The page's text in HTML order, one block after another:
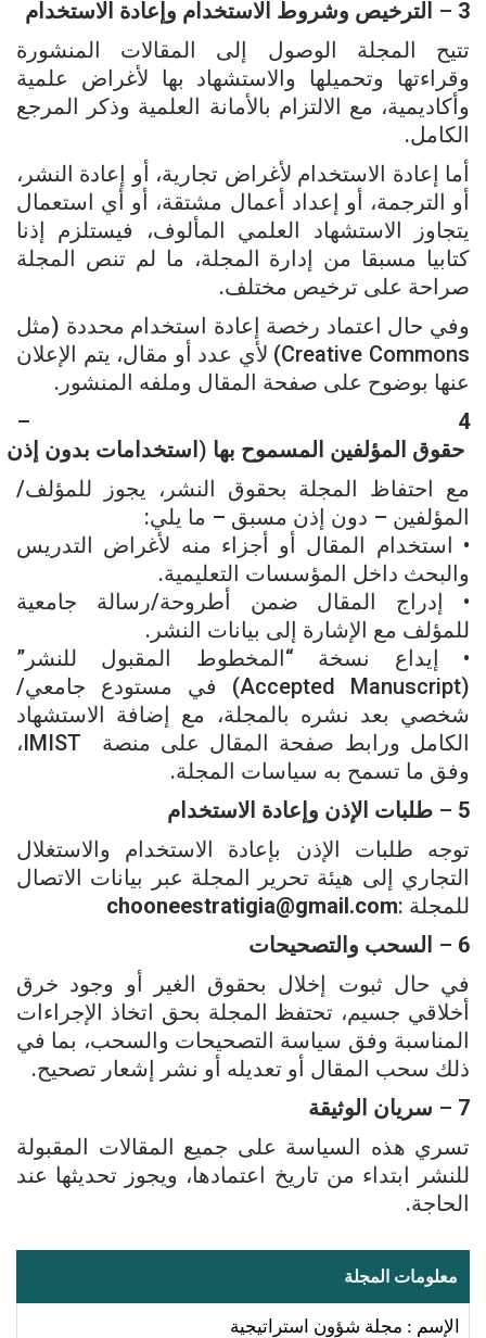
3
– الترخيص وشروط الاستخدام وإعادة الاستخدام
تتيح المجلة الوصول إلى المقالات المنشورة
وقراءتها وتحميلها والاستشهاد بها لأغراض علمية
وأكاديمية، مع الالتزام بالأمانة العلمية وذكر المرجع
الكامل.
أما إعادة الاستخدام لأغراض تجارية، أو إعادة النشر،
أو الترجمة، أو إعداد أعمال مشتقة، أو أي استعمال
يتجاوز الاستشهاد العلمي المألوف، فيستلزم إذنا
كتابيا مسبقا من إدارة المجلة، ما لم تنص المجلة
صراحة على ترخيص مختلف.
وفي حال اعتماد رخصة إعادة استخدام محددة (مثل
Creative Commons) لأي عدد أو مقال، يتم الإعلان
عنها بوضوح على صفحة المقال وملفه المنشور.
4
–
حقوق المؤلفين المسموح بها ( استخدامات بدون إذن
مع احتفاظ المجلة بحقوق النشر، يجوز للمؤلف/
المؤلفين – دون إذن مسبق – ما يلي:
• استخدام المقال أو أجزاء منه لأغراض التدريس
والبحث داخل المؤسسات التعليمية.
• إدراج المقال ضمن أطروحة/رسالة جامعية
للمؤلف مع الإشارة إلى بيانات النشر.
• إيداع نسخة “المخطوط المقبول للنشر”
(Accepted Manuscript) في مستودع جامعي/
شخصي بعد نشره بالمجلة، مع إضافة الاستشهاد
الكامل ورابط صفحة المقال على منصة IMIST،
وفق ما تسمح به سياسات المجلة.
5
– طلبات الإذن وإعادة الاستخدام
توجه طلبات الإذن بإعادة الاستخدام والاستغلال
التجاري إلى هيئة تحرير المجلة عبر بيانات الاتصال
للمجلة :chooneestratigia@gmail.com
6
– السحب والتصحيحات
في حال ثبوت إخلال بحقوق الغير أو وجود خرق
أخلاقي جسيم، تحتفظ المجلة بحق اتخاذ الإجراءات
المناسبة وفق سياسة التصحيحات والسحب، بما في
ذلك سحب المقال أو تعديله أو نشر إشعار تصحيح.
7
– سريان الوثيقة
تسري هذه السياسة على جميع المقالات المقبولة
للنشر ابتداء من تاريخ اعتمادها، ويجوز تحديثها عند
الحاجة.
معلومات المجلة
الإسم : مجلة شؤون استراتيجية